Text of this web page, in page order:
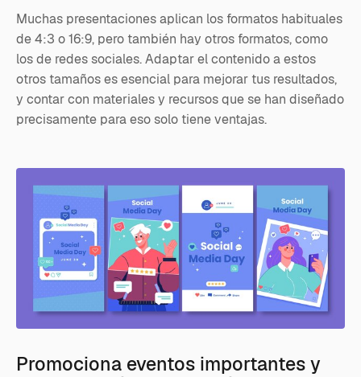
Muchas presentaciones aplican los formatos habituales
de 4:3 o 16:9, pero también hay otros formatos, como
los de redes sociales. Adaptar el contenido a estos
otros tamaños es esencial para mejorar tus resultados,
y contar con materiales y recursos que se han diseñado
precisamente para eso solo tiene ventajas.
Promociona eventos importantes y